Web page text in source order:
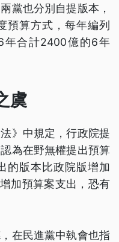
黨也分別自提版本，
預算方式，每年編列
年合計2400億的6年
虞
》中規定，行政院提
為在野無權提出預算
的版本比政院版增加
加預算案支出，恐有
在民進黨中執會也指